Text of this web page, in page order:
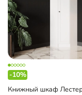
-10%